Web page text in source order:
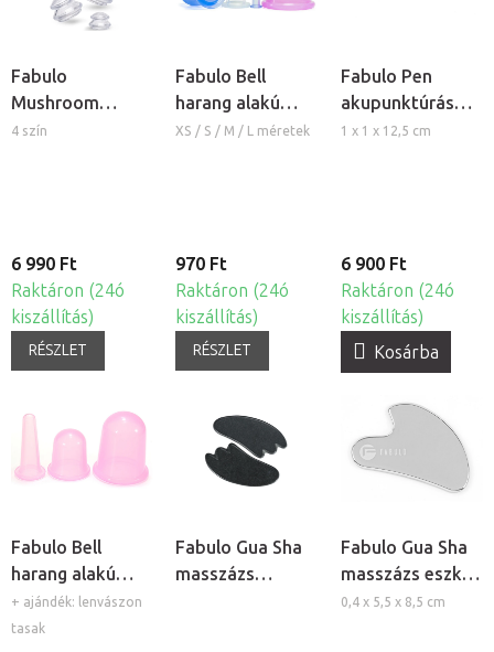
Fabulo
Mushroom
gomba alakú
4 szín
6 990 Ft
Raktáron (24ó
kiszállítás)
RÉSZLET
Fabulo Bell
harang alakú
szilikon köpöly
XS / S / M / L méretek
970 Ft
Raktáron (24ó
kiszállítás)
RÉSZLET
Fabulo Pen
akupunktúrás
toll
1 x 1 x 12,5 cm
6 900 Ft
Raktáron (24ó
kiszállítás)
Kosárba
Fabulo Bell
harang alakú
szilikon köpöly
készlet - lila, 3db
+ ajándék: lenvászon
tasak
Fabulo Gua Sha
masszázs
Fabulo Gua Sha
masszázs eszköz
- Rozsdamentes
0,4 x 5,5 x 8,5 cm